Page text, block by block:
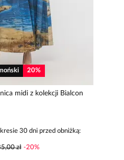
20%
midi z kolekcji Bialcon
30 dni przed obniżką:
zł -20%